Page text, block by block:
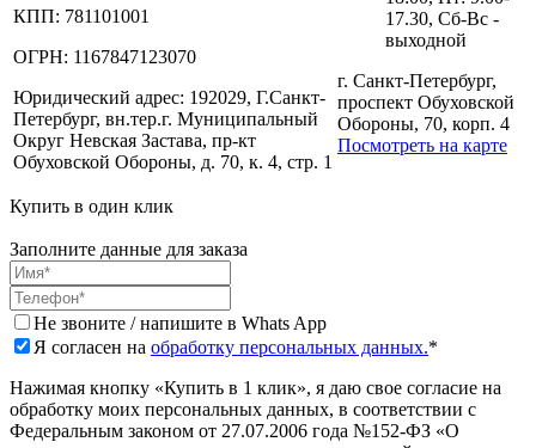
КПП: 781101001
ОГРН: 1167847123070
Юридический адрес: 192029, Г.Санкт-
Петербург, вн.тер.г. Муниципальный
Округ Невская Застава, пр-кт
Обуховской Обороны, д. 70, к. 4, стр. 1
17.30, Сб-Вс -
выходной
г. Санкт-Петербург,
проспект Обуховской
Обороны, 70, корп. 4
Посмотреть на карте
Купить в один клик
Заполните данные для заказа
Не звоните / напишите в Whats App
Я согласен на обработку персональных данных.*
Нажимая кнопку «Купить в 1 клик», я даю свое согласие на
обработку моих персональных данных, в соответствии с
Федеральным законом от 27.07.2006 года №152-ФЗ «О